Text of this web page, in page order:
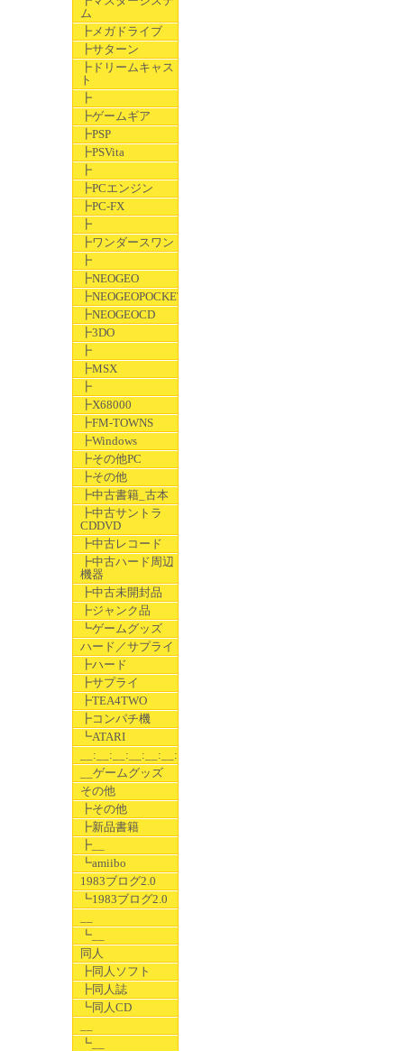
ム
┣メガドライブ
┣サターン
┣ドリームキャス
ト
┣
┣ゲームギア
┣PSP
┣PSVita
┣
┣PCエンジン
┣PC-FX
┣
┣ワンダースワン
┣
┣NEOGEO
┣NEOGEOPOCKET
┣NEOGEOCD
┣3DO
┣
┣MSX
┣
┣X68000
┣FM-TOWNS
┣Windows
┣その他PC
┣その他
┣中古書籍_古本
┣中古サントラ
CDDVD
┣中古レコード
┣中古ハード周辺
機器
┣中古未開封品
┣ジャンク品
┗ゲームグッズ
ハード／サプライ
┣ハード
┣サプライ
┣TEA4TWO
┣コンパチ機
┗ATARI
__:__:__:__:__:__:__
__ゲームグッズ
その他
┣その他
┣新品書籍
┣__
┗amiibo
1983ブログ2.0
┗1983ブログ2.0
┗__
同人
┣同人ソフト
┣同人誌
┗同人CD
┗__